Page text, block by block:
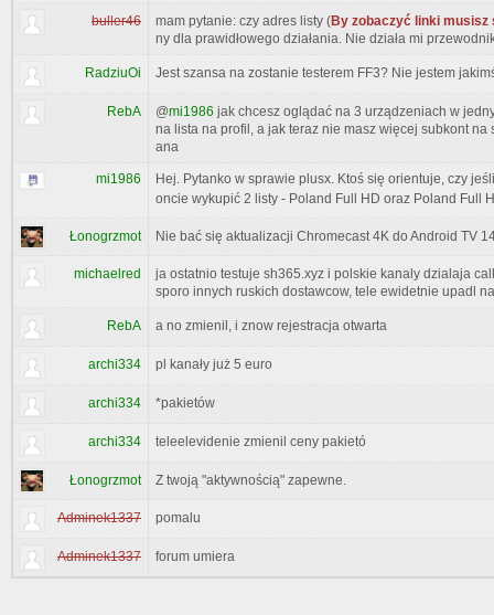
buller46 mam pytanie: czy adres listy (By zobaczyć linki musisz
ny dla prawidłowego działania. Nie działa mi
RadziuOi Jest szansa na zostanie testerem FF3? Nie jestem
RebA @mi1986 jak chcesz oglądać na 3 urządzeniach w
na lista na profil, a jak teraz nie masz więcej subkont
ana
mi1986
Hej. Pytanko w sprawie plusx. Ktoś się orientuje, czy
oncie wykupić 2 listy - Poland Full HD oraz Poland Full
Łonogrzmot Nie bać się aktualizacji Chromecast 4K do Android TV
michaelred
ja ostatnio testuje sh365.xyz i polskie kanaly dzialaja
sporo innych ruskich dostawcow, tele ewidetnie upadl
RebA a no zmienil, i znow rejestracja otwarta
archi334 pl kanały już 5 euro
archi334 *pakietów
archi334 teleelevidenie zmienil ceny pakietó
Łonogrzmot Z twoją "aktywnością" zapewne.
Adminek1337 pomalu
Adminek1337 forum umiera